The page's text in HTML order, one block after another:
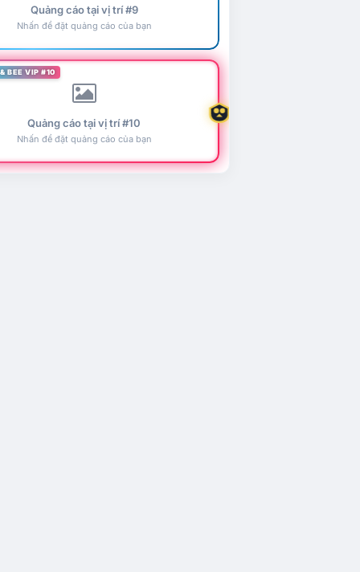
Quảng cáo tại vị trí #9
Nhấn để đặt quảng cáo của bạn
BEE VIP #10
Quảng cáo tại vị trí #10
Nhấn để đặt quảng cáo của bạn